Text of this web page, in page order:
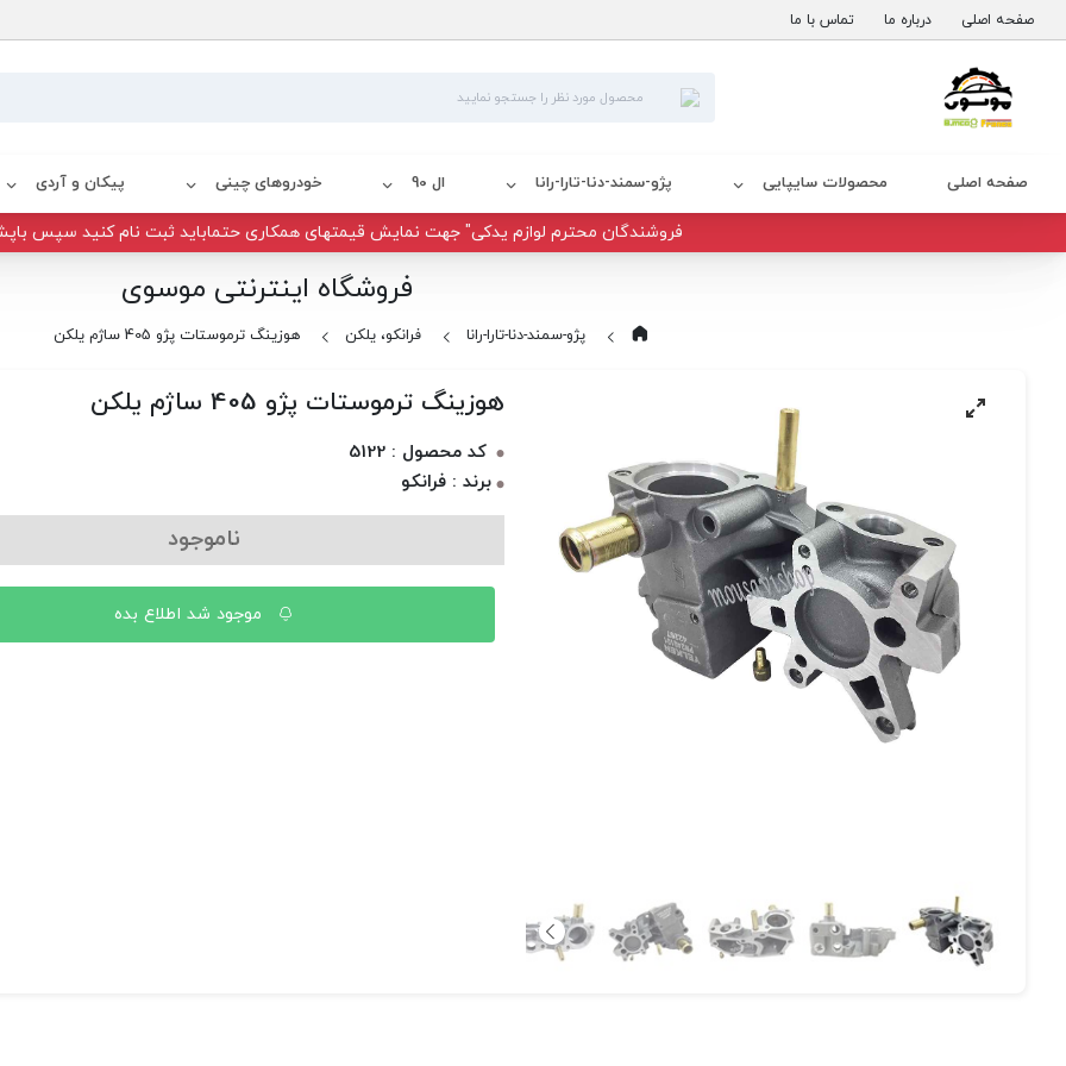
صفحه اصلی درباره ما تماس با ما
صفحه اصلی محصولات سایپایی پژو-سمند-دنا-تارا-رانا ال 90 خودروهای چینی پیکان و آردی
فروشندگان محترم لوازم یدکی" جهت نمایش قیمتهای همکاری حتماباید ثبت نام کنید سپس
فروشگاه اینترنتی موسوی
پژو-سمند-دنا-تارا-رانا فرانکو، یلکن هوزینگ ترموستات پژو 405 ساژم یلکن
هوزینگ ترموستات پژو 405 ساژم یلکن
کد محصول : 5122
برند : فرانکو
ناموجود